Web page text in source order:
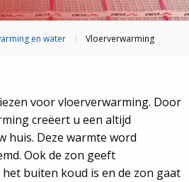
en water Vloerverwarming
voor vloerverwarming. Door
creëert u een altijd
huis. Deze warmte word
Ook de zon geeft
buiten koud is en de zon gaat